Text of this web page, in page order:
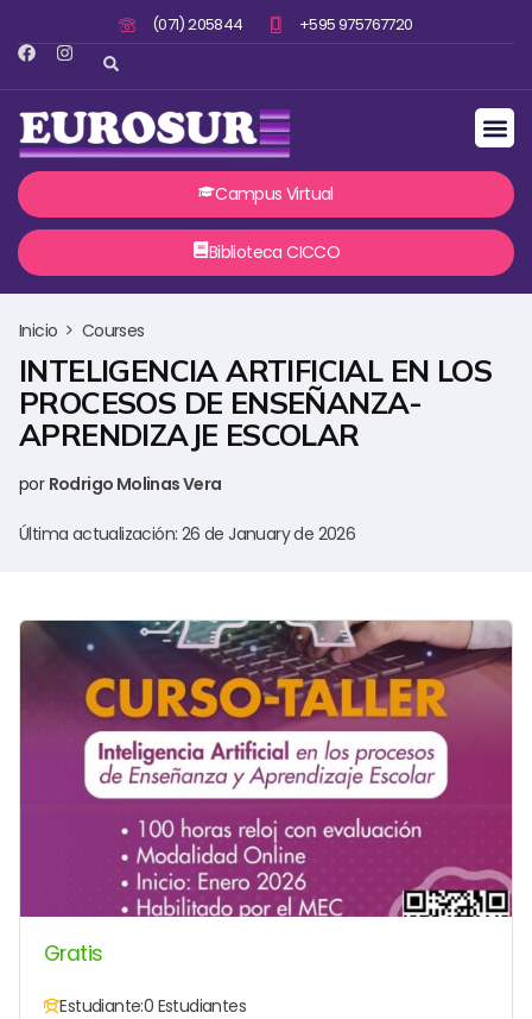
(071) 205844 +595 975767720
Campus Virtual
Biblioteca CICCO
Inicio Courses
INTELIGENCIA ARTIFICIAL EN LOS
PROCESOS DE ENSEÑANZA-
APRENDIZAJE ESCOLAR
por Rodrigo Molinas Vera
Última actualización: 26 de January de 2026
Gratis
Estudiante:0 Estudiantes